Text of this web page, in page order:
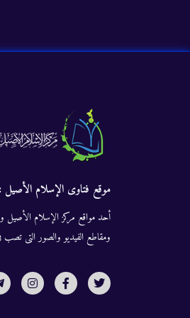
موقع فتاوى الإسلام الأصيل :
أحد مواقع مركز الإسلام الأصيل
ومقاطع الفيديو والصور التى تصب